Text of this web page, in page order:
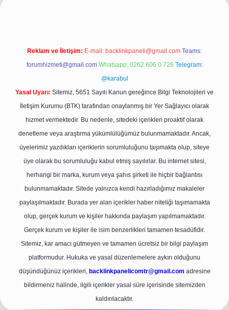
Reklam ve İletişim: E-mail: backlinkpaneli@gmail.com Teams:
forumhizmeti@gmail.com Whatsapp: 0262 606 0 726 Telegram:
@karabul
Yasal Uyarı: Sitemiz, 5651 Sayılı Kanun gereğince Bilgi Teknolojileri ve
İletişim Kurumu (BTK) tarafından onaylanmış bir Yer Sağlayıcı olarak
hizmet vermektedir. Bu nedenle, sitedeki içerikleri proaktif olarak
denetleme veya araştırma yükümlülüğümüz bulunmamaktadır. Ancak,
üyelerimiz yazdıkları içeriklerin sorumluluğunu taşımakta olup, siteye
üye olarak bu sorumluluğu kabul etmiş sayılırlar. Bu internet sitesi,
herhangi bir marka, kurum veya şahıs şirketi ile hiçbir bağlantısı
bulunmamaktadır. Sitede yalnızca kendi hazırladığımız makaleler
paylaşılmaktadır. Burada yer alan içerikler haber niteliği taşımamakta
olup, gerçek kurum ve kişiler hakkında paylaşım yapılmamaktadır.
Gerçek kurum ve kişiler ile isim benzerlikleri tamamen tesadüfidir.
Sitemiz, kar amacı gütmeyen ve tamamen ücretsiz bir bilgi paylaşım
platformudur. Hukuka ve yasal düzenlemelere aykırı olduğunu
düşündüğünüz içerikleri, backlinkpanelicomtr@gmail.com adresine
bildirmeniz halinde, ilgili içerikler yasal süre içerisinde sitemizden
kaldırılacaktır.